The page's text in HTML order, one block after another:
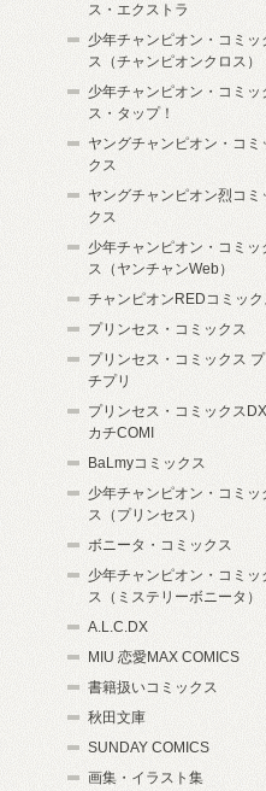
ス・エクストラ
少年チャンピオン・コミッ
ス（チャンピオンクロス）
少年チャンピオン・コミッ
ス・タップ！
ヤングチャンピオン・コミ
クス
ヤングチャンピオン烈コミ
クス
少年チャンピオン・コミッ
ス（ヤンチャンWeb）
チャンピオンREDコミック
プリンセス・コミックス
プリンセス・コミックス プ
チプリ
プリンセス・コミックスDX
カチCOMI
BaLmyコミックス
少年チャンピオン・コミッ
ス（プリンセス）
ボニータ・コミックス
少年チャンピオン・コミッ
ス（ミステリーボニータ）
A.L.C.DX
MIU 恋愛MAX COMICS
書籍扱いコミックス
秋田文庫
SUNDAY COMICS
画集・イラスト集